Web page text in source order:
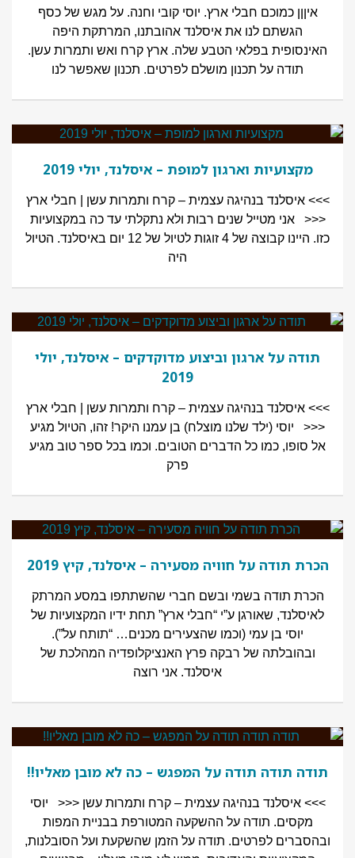
איןןן כמוכם חבלי ארץ. יוסי קובי וחנה. על מגש של כסף
הגשתם לנו את איסלנד אהובתנו, המרתקת היפה
האינסופית בפלאי הטבע שלה. ארץ קרח ואש ותמרות עשן.
תודה על תכנון מושלם לפרטים. תכנון שאפשר לנו
מקצועיות וארגון למופת – איסלנד, יולי 2019
>>> איסלנד בנהיגה עצמית – קרח ותמרות עשן | חבלי ארץ
<<< אני מטייל שנים רבות ולא נתקלתי עד כה במקצועיות
כזו. היינו קבוצה של 4 זוגות לטיול של 12 יום באיסלנד. הטיול
היה
תודה על ארגון וביצוע מדוקדקים – איסלנד, יולי
2019
>>> איסלנד בנהיגה עצמית – קרח ותמרות עשן | חבלי ארץ
<<< יוסי (ילד שלנו מוצלח) בן עמנו היקר! זהו, הטיול מגיע
אל סופו, כמו כל הדברים הטובים. וכמו בכל ספר טוב מגיע
פרק
הכרת תודה על חוויה מסעירה – איסלנד, קיץ 2019
הכרת תודה בשמי ובשם חברי שהשתתפו במסע המרתק
לאיסלנד, שאורגן ע”י “חבלי ארץ” תחת ידיו המקצועיות של
יוסי בן עמי (וכמו שהצעירים מכנים… “תותח על”).
ובהובלתה של רבקה פרץ האנציקלופדיה המהלכת של
איסלנד. אני רוצה
תודה תודה תודה על המפגש – כה לא מובן מאליו!!
>>> איסלנד בנהיגה עצמית – קרח ותמרות עשן <<< יוסי
מקסים. תודה על ההשקעה המטורפת בבניית המפות
ובהסברים לפרטים. תודה על הזמן שהשקעת ועל הסובלנות,